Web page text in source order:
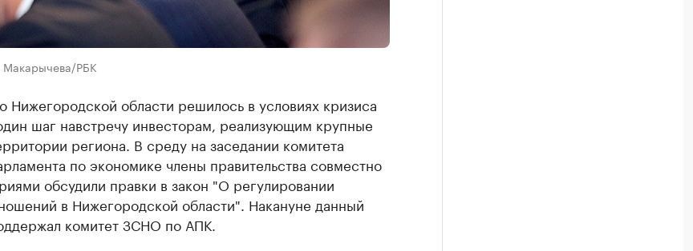
Макарычева/РБК
Нижегородской области решилось в условиях кризиса
шаг навстречу инвесторам, реализующим крупные
региона. В среду на заседании комитета
по экономике члены правительства совместно
обсудили правки в закон "О регулировании
в Нижегородской области". Накануне данный
комитет ЗСНО по АПК.